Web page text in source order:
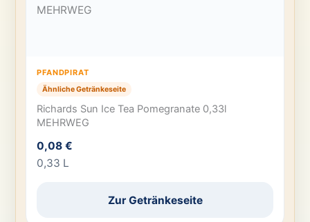
PFANDPIRAT
Ähnliche Getränkeseite
Richards Sun Ice Tea Pomegranate 0,33l
MEHRWEG
0,08 €
0,33 L
Zur Getränkeseite